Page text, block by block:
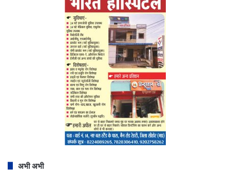
अभी अभी